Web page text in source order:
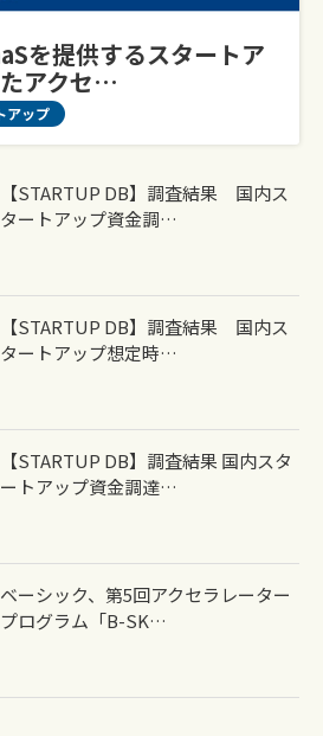
を提供するスタートア
アクセ…
アップ
【STARTUP DB】調査結果 国内ス
タートアップ資金調…
【STARTUP DB】調査結果 国内ス
タートアップ想定時…
【STARTUP DB】調査結果 国内スタ
ートアップ資金調達…
ベーシック、第5回アクセラレーター
プログラム「B-SK…